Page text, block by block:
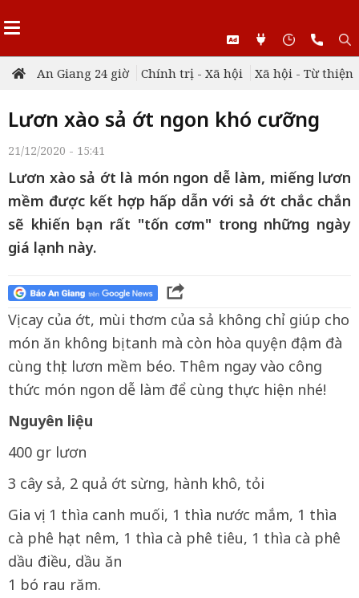
An Giang 24 giờ Chính trị - Xã hội Xã hội - Từ thiện
Lươn xào sả ớt ngon khó cưỡng
21/12/2020 - 15:41
Lươn xào sả ớt là món ngon dễ làm, miếng lươn
mềm được kết hợp hấp dẫn với sả ớt chắc chắn
sẽ khiến bạn rất "tốn cơm" trong những ngày
giá lạnh này.
Vị cay của ớt, mùi thơm của sả không chỉ giúp cho
món ăn không bị tanh mà còn hòa quyện đậm đà
cùng thịt lươn mềm béo. Thêm ngay vào công
thức món ngon dễ làm để cùng thực hiện nhé!
Nguyên liệu
400 gr lươn
3 cây sả, 2 quả ớt sừng, hành khô, tỏi
Gia vị: 1 thìa canh muối, 1 thìa nước mắm, 1 thìa
cà phê hạt nêm, 1 thìa cà phê tiêu, 1 thìa cà phê
dầu điều, dầu ăn
1 bó rau răm.